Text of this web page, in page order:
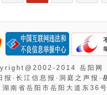
2014 岳阳
报·长江信息报·洞庭之声报·
湖南省岳阳市岳阳大道东